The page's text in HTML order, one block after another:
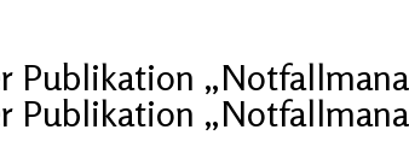
Publikation
Publikation